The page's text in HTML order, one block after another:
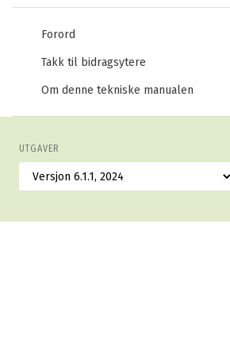
Forord
Takk til bidragsytere
Om denne tekniske manualen
UTGAVER